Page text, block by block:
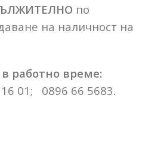
по
на наличност на
работно време:
01; 0896 66 5683.